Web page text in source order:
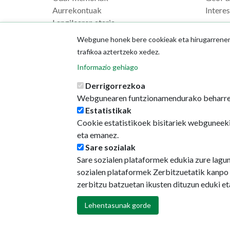
Aurrekontuak
Langilearen ataria
Webgune honek bere cookieak eta
trafikoa aztertzeko xedez.
Informazio gehiago
Derrigorrezkoa
Webgunearen funtzionamendurako
Estatistikak
Cookie estatistikoek bisitariek
eta emanez.
Sare sozialak
Sare sozialen plataformek edukia zure
sozialen plataformek Zerbitzuetatik kanpo
zerbitzu batzuetan ikusten dituzun eduki
Lehentasunak gorde